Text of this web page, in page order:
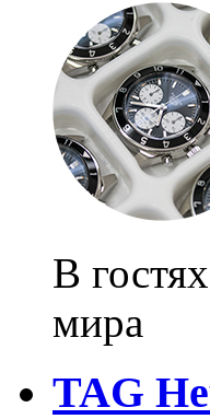
В
мира
TAG